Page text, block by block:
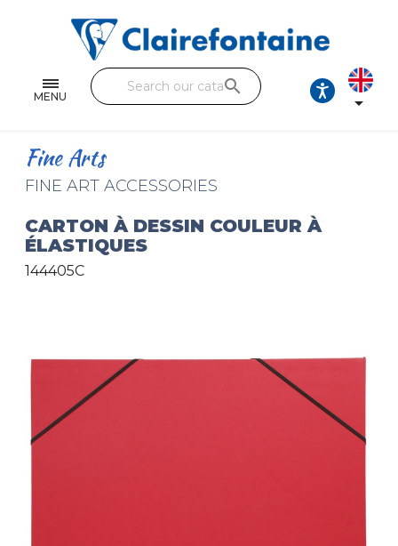
MENU
Single and double sheets
Fine arts
Handicraft
Wrapping papers
Pencil cases & Leather goods
search

Fine Arts
FINE ART ACCESSORIES
CARTON À DESSIN COULEUR À
ÉLASTIQUES
144405C